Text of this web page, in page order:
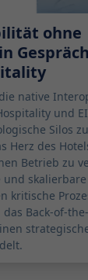
ohne
native
und
Silos zu
Herz des
Betrieb zu
kritische
Back-of-